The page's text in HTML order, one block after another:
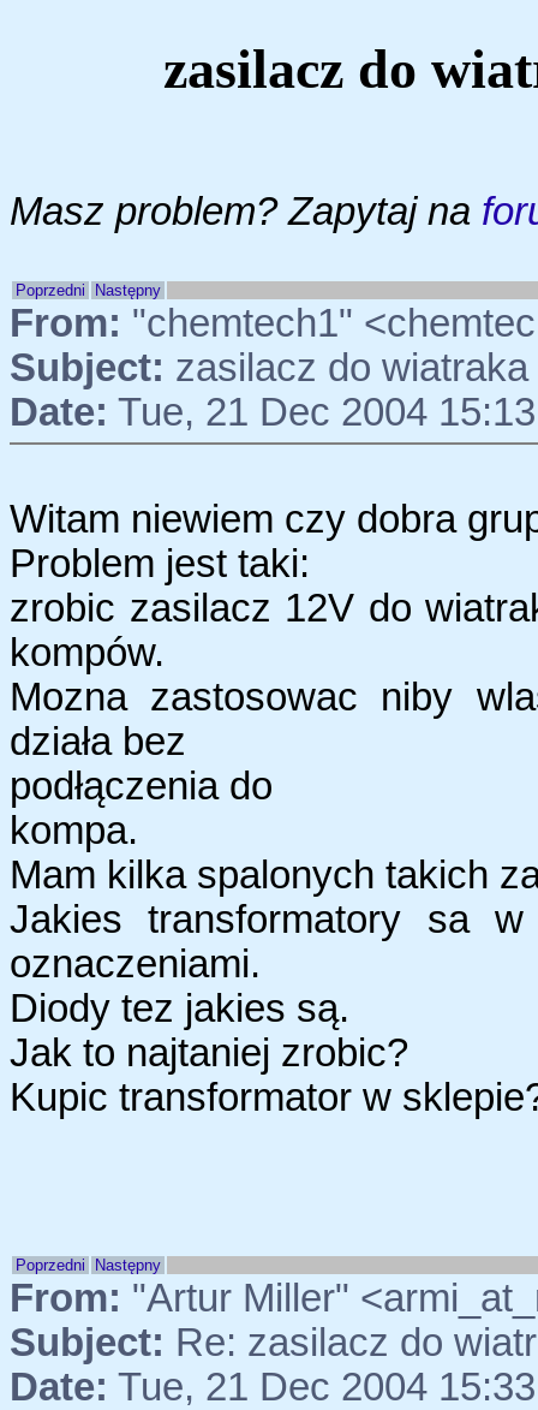
zasilacz do
Masz problem? Zapytaj na
Poprzedni Następny
From: "chemtech1"
Subject: zasilacz do
Date: Tue, 21 Dec 2004
Witam niewiem czy dobra
Problem jest taki:
zrobic zasilacz 12V do
kompów.
Mozna zastosowac niby
działa bez
podłączenia do
kompa.
Mam kilka spalonych takich
Jakies transformatory sa
oznaczeniami.
Diody tez jakies są.
Jak to najtaniej zrobic?
Kupic transformator w
Poprzedni Następny
From: "Artur Miller"
Subject: Re: zasilacz do
Date: Tue, 21 Dec 2004